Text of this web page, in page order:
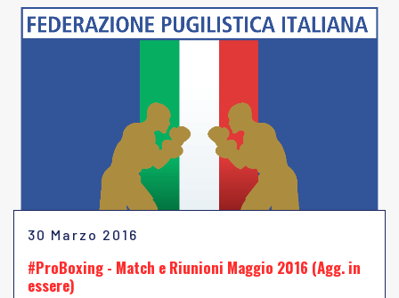
30 Marzo 2016
#ProBoxing - Match e Riunioni Maggio 2016 (Agg. in
essere)